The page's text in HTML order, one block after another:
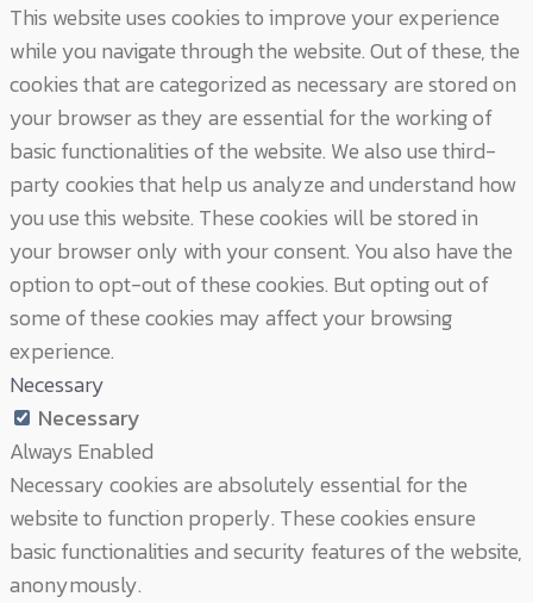
This website uses cookies to improve your experience
while you navigate through the website. Out of these, the
cookies that are categorized as necessary are stored on
your browser as they are essential for the working of
basic functionalities of the website. We also use third-
party cookies that help us analyze and understand how
you use this website. These cookies will be stored in
your browser only with your consent. You also have the
option to opt-out of these cookies. But opting out of
some of these cookies may affect your browsing
experience.
Necessary
Necessary
Always Enabled
Necessary cookies are absolutely essential for the
website to function properly. These cookies ensure
basic functionalities and security features of the website,
anonymously.